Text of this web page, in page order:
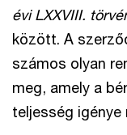
évi LXXVIII.
között. A
számos olyan
meg, amely a
teljesség igénye